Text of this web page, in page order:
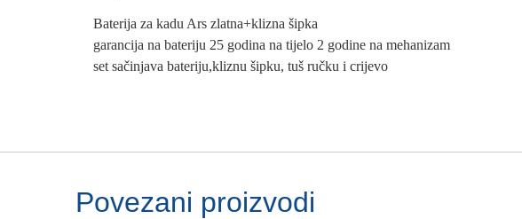
Baterija za kadu Ars zlatna+klizna šipka
garancija na bateriju 25 godina na tijelo 2 godine na mehanizam
set sačinjava bateriju,kliznu šipku, tuš ručku i crijevo
Povezani proizvodi